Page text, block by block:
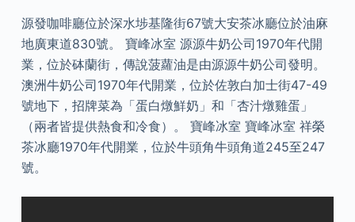
源發咖啡廳位於深水埗基隆街67號大安茶冰廳位於油麻
地廣東道830號。 寶峰冰室 源源牛奶公司1970年代開
業，位於砵蘭街，傳說菠蘿油是由源源牛奶公司發明。
澳洲牛奶公司1970年代開業，位於佐敦白加士街47-49
號地下，招牌菜為「蛋白燉鮮奶」和「杏汁燉雞蛋」
（兩者皆提供熱食和冷食）。 寶峰冰室 寶峰冰室 祥榮
茶冰廳1970年代開業，位於牛頭角牛頭角道245至247
號。